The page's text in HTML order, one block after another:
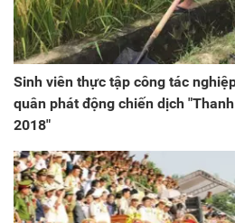
Sinh viên thực tập công tác
quân phát động chiến dịch
2018"